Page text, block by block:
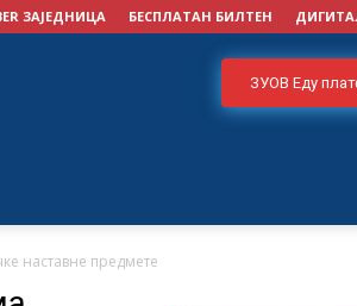
ЗАЈЕДНИЦА БЕСПЛАТАН БИЛТЕН
ЗУОВ Еду
наставне предмете